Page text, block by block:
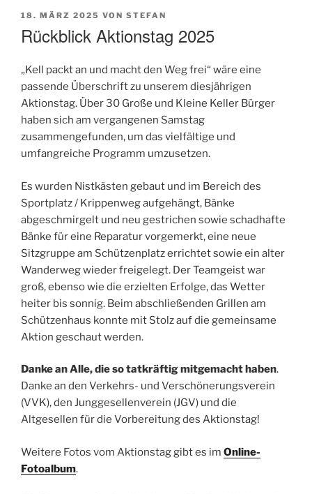
VERÖFFENTLICHT
18. MÄRZ 2025 VON STEFAN
Rückblick Aktionstag 2025
„Kell packt an und macht den Weg frei“ wäre eine
passende Überschrift zu unserem diesjährigen
Aktionstag. Über 30 Große und Kleine Keller Bürger
haben sich am vergangenen Samstag
zusammengefunden, um das vielfältige und
umfangreiche Programm umzusetzen.
Es wurden Nistkästen gebaut und im Bereich des
Sportplatz / Krippenweg aufgehängt, Bänke
abgeschmirgelt und neu gestrichen sowie schadhafte
Bänke für eine Reparatur vorgemerkt, eine neue
Sitzgruppe am Schützenplatz errichtet sowie ein alter
Wanderweg wieder freigelegt. Der Teamgeist war
groß, ebenso wie die erzielten Erfolge, das Wetter
heiter bis sonnig. Beim abschließenden Grillen am
Schützenhaus konnte mit Stolz auf die gemeinsame
Aktion geschaut werden.
Danke an Alle, die so tatkräftig mitgemacht haben.
Danke an den Verkehrs- und Verschönerungsverein
(VVK), den Junggesellenverein (JGV) und die
Altgesellen für die Vorbereitung des Aktionstag!
Weitere Fotos vom Aktionstag gibt es im Online-
Fotoalbum.